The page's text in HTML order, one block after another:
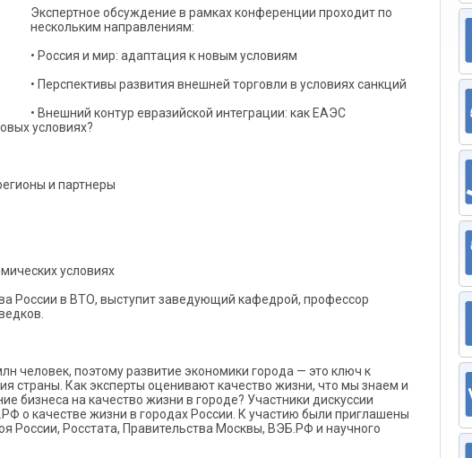
Экспертное обсуждение в рамках конференции проходит по
нескольким направлениям:
• Россия и мир: адаптация к новым условиям
• Перспективы развития внешней торговли в условиях санкций
• Внешний контур евразийской интеграции: как ЕАЭС
условиях?
и партнеры
условиях
России в ВТО, выступит заведующий кафедрой, профессор
человек, поэтому развитие экономики города — это ключ к
страны. Как эксперты оценивают качество жизни, что мы знаем и
бизнеса на качество жизни в городе? Участники дискуссии
о качестве жизни в городах России. К участию были приглашены
России, Росстата, Правительства Москвы, ВЭБ.РФ и научного